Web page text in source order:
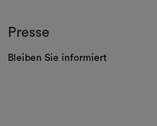
Presse
Bleiben Sie informiert